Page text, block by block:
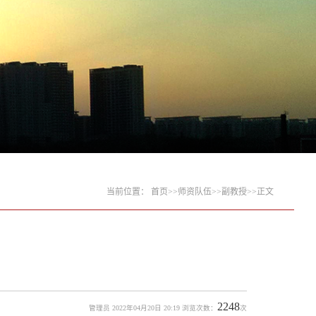
当前位置： 首页 >>师资队伍>>副教授>>正文
管理员 2022年04月20日 20:19 浏览次数： 2248次